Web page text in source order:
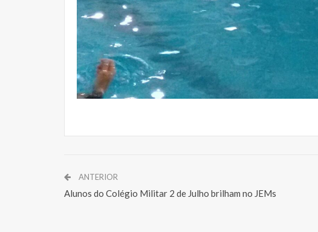
ANTERIOR
Alunos do Colégio Militar 2 de Julho brilham no JEMs